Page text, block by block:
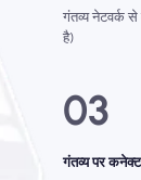
गंतव्य नेटवर्क
है)
03
गंतव्य पर